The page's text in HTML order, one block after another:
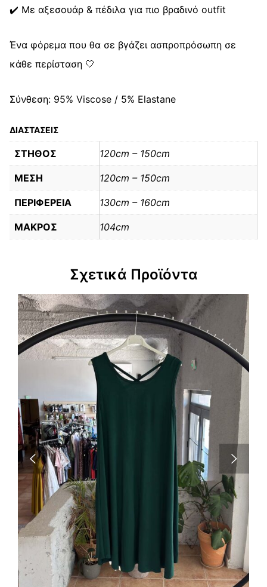
✔️ Με αξεσουάρ & πέδιλα για πιο βραδινό outfit
Ένα φόρεμα που θα σε βγάζει ασπροπρόσωπη σε
κάθε περίσταση 🤍
Σύνθεση: 95% Viscose / 5% Elastane
ΔΙΑΣΤΑΣΕΙΣ
ΣΤΗΘΟΣ 120cm – 150cm
ΜΕΣΗ 120cm – 150cm
ΠΕΡΙΦΕΡΕΙΑ 130cm – 160cm
ΜΑΚΡΟΣ 104cm
Σχετικά Προϊόντα